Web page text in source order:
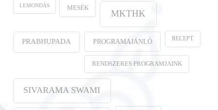
LEMONDÁS MESÉK
MKTHK
PRABHUPADA PROGRAMAJÁNLÓ RECEPT
RENDSZERES PROGRAMJAINK
SIVARAMA SWAMI